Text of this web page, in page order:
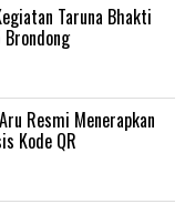
Taruna Bhakti
Resmi Menerapkan
Kode QR